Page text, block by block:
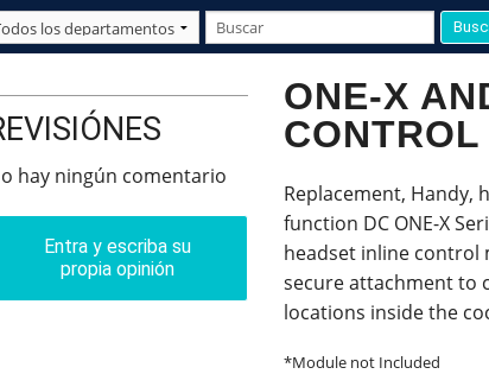
hay ningún comentario
Entra y escriba su
propia opinión
ONE-X
Replacement, Handy,
function DC ONE-X
headset inline control
secure attachment to
locations inside the
*Module not Included